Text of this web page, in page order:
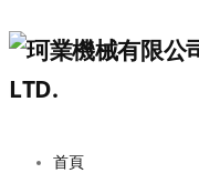
首頁